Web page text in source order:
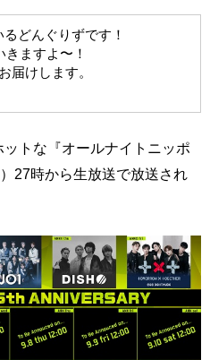
どんぐりずです！
ますよ〜！
届けします。
トな『オールナイトニッポ
27時から生放送で放送され